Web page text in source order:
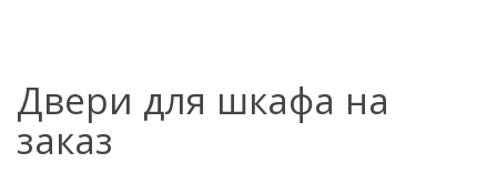
Двери для шкафа на
заказ